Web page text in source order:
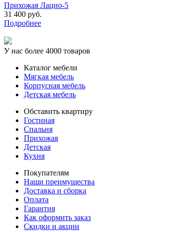
Прихожая Лацио-5
31 400 руб.
Подробнее
У нас более 4000 товаров
Каталог мебели
Мягкая мебель
Корпусная мебель
Детская мебель
Обставить квартиру
Гостиная
Спальня
Прихожая
Детская
Кухня
Покупателям
Наши преимущества
Доставка и сборка
Оплата
Гарантия
Как оформить заказ
Скидки и акции